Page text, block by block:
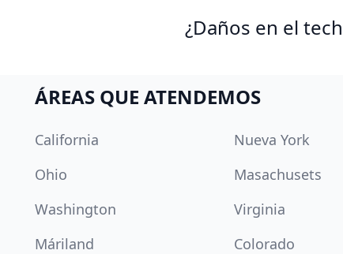
¿Daños en el
ÁREAS QUE ATENDEMOS
California Nueva York
Ohio
Masachusets
Washington
Virginia
Máriland
Colorado